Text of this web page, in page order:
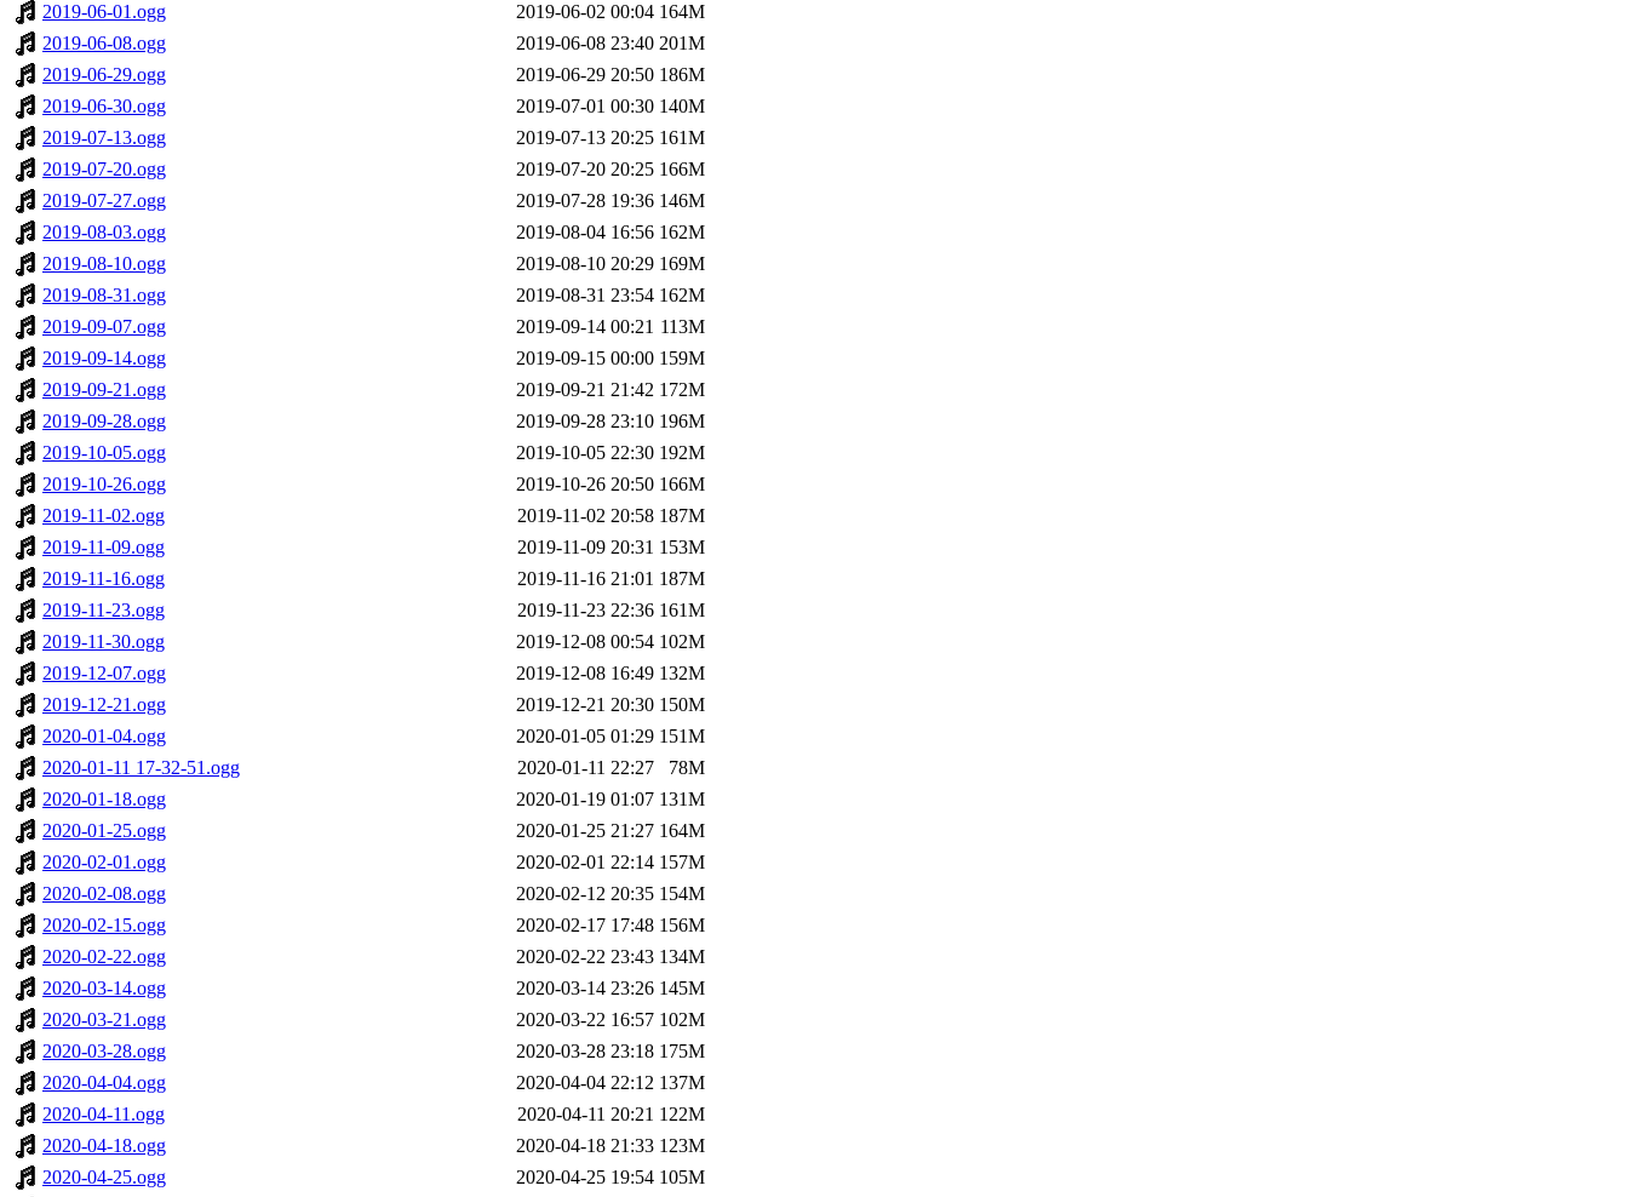
2019-06-01.ogg
2019-06-02 00:04 164M
2019-06-08.ogg
2019-06-08 23:40 201M
2019-06-29.ogg
2019-06-29 20:50 186M
2019-06-30.ogg
2019-07-01 00:30 140M
2019-07-13.ogg
2019-07-13 20:25 161M
2019-07-20.ogg
2019-07-20 20:25 166M
2019-07-27.ogg
2019-07-28 19:36 146M
2019-08-03.ogg
2019-08-04 16:56 162M
2019-08-10.ogg
2019-08-10 20:29 169M
2019-08-31.ogg
2019-08-31 23:54 162M
2019-09-07.ogg
2019-09-14 00:21 113M
2019-09-14.ogg
2019-09-15 00:00 159M
2019-09-21.ogg
2019-09-21 21:42 172M
2019-09-28.ogg
2019-09-28 23:10 196M
2019-10-05.ogg
2019-10-05 22:30 192M
2019-10-26.ogg
2019-10-26 20:50 166M
2019-11-02.ogg
2019-11-02 20:58 187M
2019-11-09.ogg
2019-11-09 20:31 153M
2019-11-16.ogg
2019-11-16 21:01 187M
2019-11-23.ogg
2019-11-23 22:36 161M
2019-11-30.ogg
2019-12-08 00:54 102M
2019-12-07.ogg
2019-12-08 16:49 132M
2019-12-21.ogg
2019-12-21 20:30 150M
2020-01-04.ogg
2020-01-05 01:29 151M
2020-01-11 17-32-51.ogg
2020-01-11 22:27
78M
2020-01-18.ogg
2020-01-19 01:07 131M
2020-01-25.ogg
2020-01-25 21:27 164M
2020-02-01.ogg
2020-02-01 22:14 157M
2020-02-08.ogg
2020-02-12 20:35 154M
2020-02-15.ogg
2020-02-17 17:48 156M
2020-02-22.ogg
2020-02-22 23:43 134M
2020-03-14.ogg
2020-03-14 23:26 145M
2020-03-21.ogg
2020-03-22 16:57 102M
2020-03-28.ogg
2020-03-28 23:18 175M
2020-04-04.ogg
2020-04-04 22:12 137M
2020-04-11.ogg
2020-04-11 20:21 122M
2020-04-18.ogg
2020-04-18 21:33 123M
2020-04-25.ogg
2020-04-25 19:54 105M